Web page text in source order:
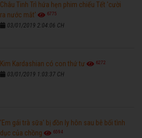
Châu Tinh Trì hứa hẹn phim chiếu Tết 'cười
ra nước mắt'
6775
03/01/2019 2:04:06 CH
Kim Kardashian có con thứ tư 6272
03/01/2019 1:03:37 CH
'Em gái trà sữa' bị đồn ly hôn sau bê bối tình
dục của chồng
6594